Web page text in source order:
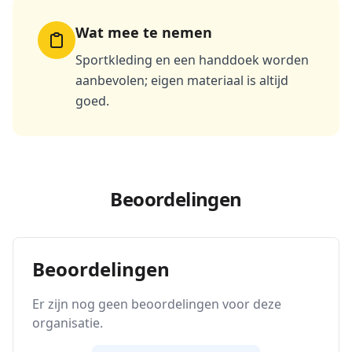
Wat mee te nemen
Sportkleding en een handdoek worden
aanbevolen; eigen materiaal is altijd
goed.
Beoordelingen
Beoordelingen
Er zijn nog geen beoordelingen voor deze
organisatie.